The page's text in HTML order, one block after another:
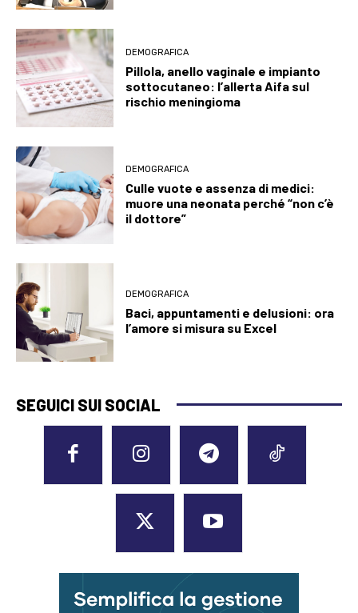
DEMOGRAFICA
Pillola, anello vaginale e impianto
sottocutaneo: l’allerta Aifa sul
rischio meningioma
DEMOGRAFICA
Culle vuote e assenza di medici:
muore una neonata perché “non c’è
il dottore”
DEMOGRAFICA
Baci, appuntamenti e delusioni: ora
l’amore si misura su Excel
SEGUICI SUI SOCIAL